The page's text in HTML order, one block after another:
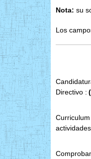
Nota: su
Los
Directivo :